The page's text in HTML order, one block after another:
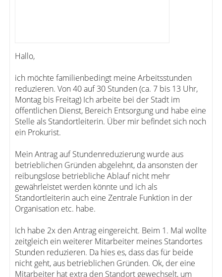
Hallo,
ich möchte familienbedingt meine Arbeitsstunden
reduzieren. Von 40 auf 30 Stunden (ca. 7 bis 13 Uhr,
Montag bis Freitag) Ich arbeite bei der Stadt im
öffentlichen Dienst, Bereich Entsorgung und habe eine
Stelle als Standortleiterin. Über mir befindet sich noch
ein Prokurist.
Mein Antrag auf Stundenreduzierung wurde aus
betrieblichen Gründen abgelehnt, da ansonsten der
reibungslose betriebliche Ablauf nicht mehr
gewährleistet werden könnte und ich als
Standortleiterin auch eine Zentrale Funktion in der
Organisation etc. habe.
Ich habe 2x den Antrag eingereicht. Beim 1. Mal wollte
zeitgleich ein weiterer Mitarbeiter meines Standortes
Stunden reduzieren. Da hies es, dass das für beide
nicht geht, aus betrieblichen Gründen. Ok, der eine
Mitarbeiter hat extra den Standort gewechselt, um